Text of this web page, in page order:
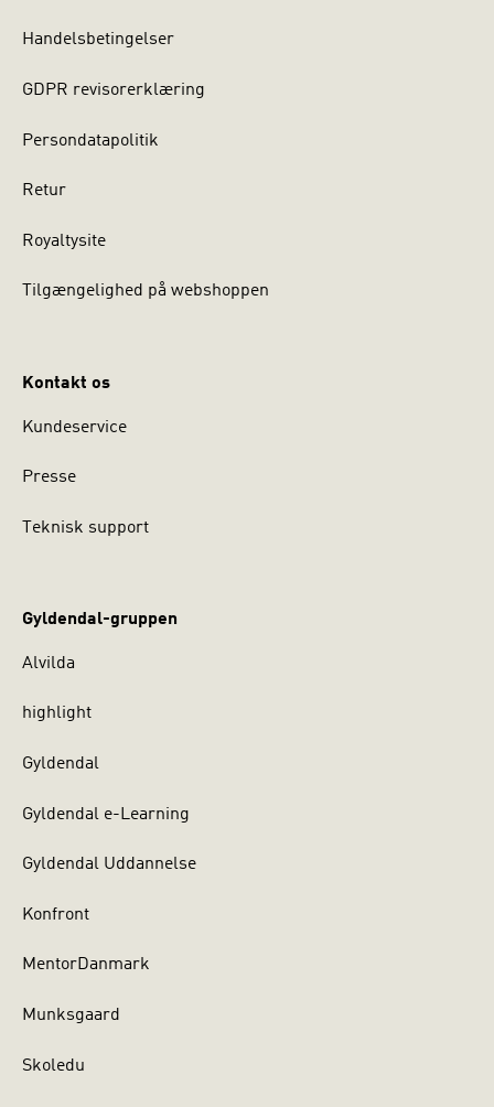
Handelsbetingelser
GDPR revisorerklæring
Persondatapolitik
Retur
Royaltysite
Tilgængelighed på webshoppen
Kontakt os
Kundeservice
Presse
Teknisk support
Gyldendal-gruppen
Alvilda
highlight
Gyldendal
Gyldendal e-Learning
Gyldendal Uddannelse
Konfront
MentorDanmark
Munksgaard
Skoledu